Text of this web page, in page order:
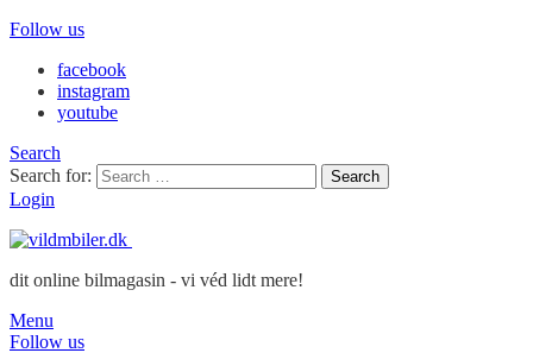
Follow us
facebook
instagram
youtube
Search
Search for:
Search
Login
dit online bilmagasin - vi véd lidt mere!
Menu
Follow us